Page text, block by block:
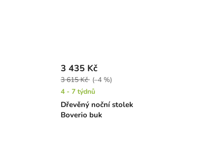
Dřevěný noční stolek
Boverio buk
3 435 Kč
3 615 Kč (–4 %)
4 - 7 týdnů